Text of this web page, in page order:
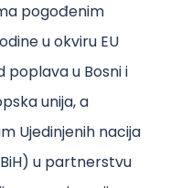
pogođenim
u okviru EU
u Bosni i
unija, a
Ujedinjenih nacija
u partnerstvu